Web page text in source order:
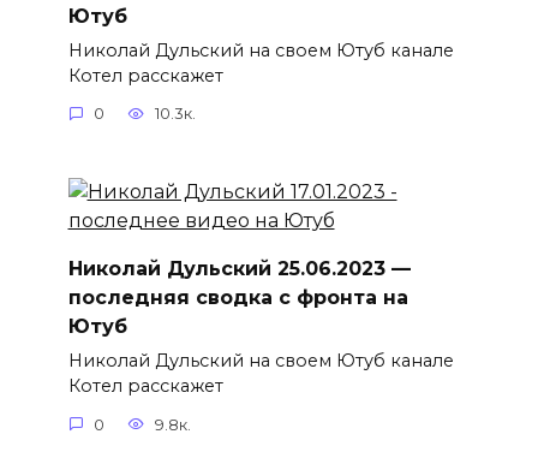
Ютуб
Николай Дульский на своем Ютуб канале
Котел расскажет
0 10.3к.
Николай Дульский 25.06.2023 —
последняя сводка с фронта на
Ютуб
Николай Дульский на своем Ютуб канале
Котел расскажет
0 9.8к.